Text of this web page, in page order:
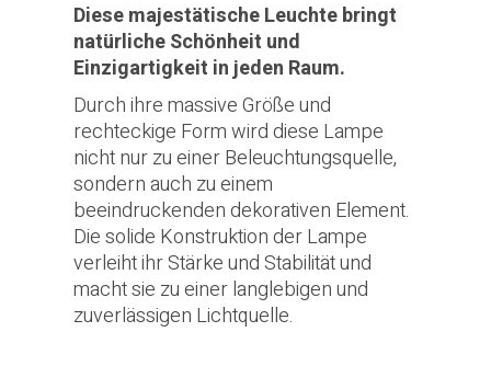
Diese majestätische Leuchte bringt
natürliche Schönheit und
Einzigartigkeit in jeden Raum.
Durch ihre massive Größe und
rechteckige Form wird diese Lampe
nicht nur zu einer Beleuchtungsquelle,
sondern auch zu einem
beeindruckenden dekorativen Element.
Die solide Konstruktion der Lampe
verleiht ihr Stärke und Stabilität und
macht sie zu einer langlebigen und
zuverlässigen Lichtquelle.